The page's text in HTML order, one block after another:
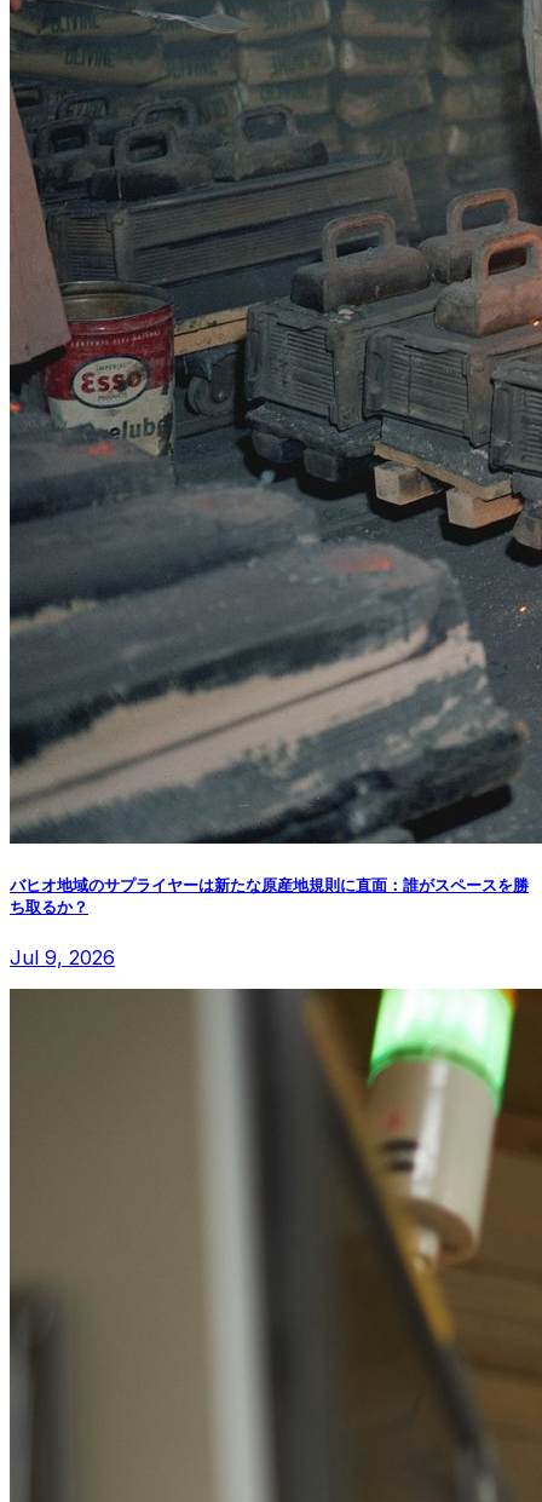
バヒオ地域のサプライヤーは新たな原産地規則に直面：誰がスペースを勝
ち取るか？
Jul 9, 2026